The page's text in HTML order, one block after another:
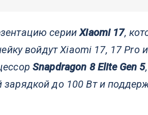
серииXiaomi 17,
войдут Xiaomi 17, 17 Pro
Snapdragon 8 Elite Gen 5
до 100 Вт и